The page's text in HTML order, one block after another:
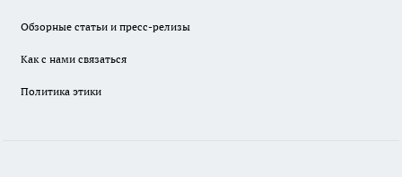
Обзорные статьи и пресс-релизы
Как с нами связаться
Политика этики